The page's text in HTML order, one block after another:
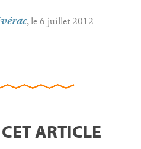
, le 6 juillet 2012
ARTICLE